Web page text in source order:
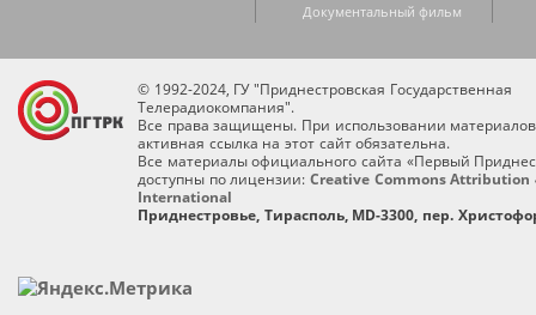
Документальный фильм
© 1992-2024, ГУ "Приднестровская Государственная
Телерадиокомпания".
Все права защищены. При использовании
активная ссылка на этот сайт обязательна.
Все материалы официального сайта «Первый
доступны по лицензии: Creative Commons Attribution
International
Приднестровье, Тирасполь, MD-3300, пер.